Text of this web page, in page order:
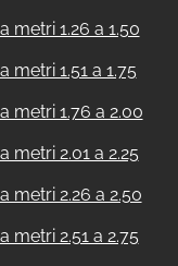
metri 1.26 a 1.50
1.51 a 1.75
metri 1.76 a 2.00
metri 2.01 a 2.25
metri 2.26 a 2.50
metri 2.51 a 2.75